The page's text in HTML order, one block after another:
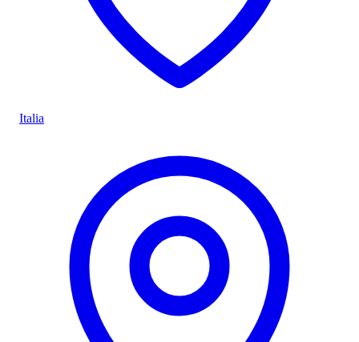
Italia